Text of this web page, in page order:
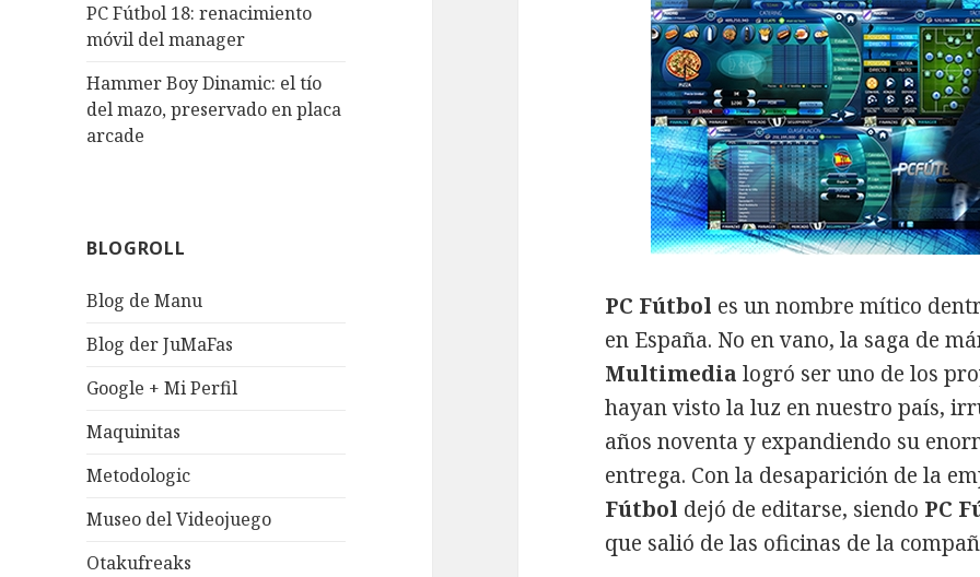
PC Fútbol 18: renacimiento
móvil del manager
Hammer Boy Dinamic: el tío
del mazo, preservado en placa
arcade
BLOGROLL
Blog de Manu
Blog der JuMaFas
Google + Mi Perfil
Maquinitas
Metodologic
Museo del Videojuego
Otakufreaks
PC Fútbol es un nombre mítico
en España. No en vano, la saga de
Multimedia logró ser uno de los
hayan visto la luz en nuestro país,
años noventa y expandiendo su
entrega. Con la desaparición de la
Fútbol dejó de editarse, siendo PC
que salió de las oficinas de la